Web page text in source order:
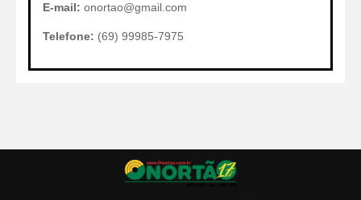
E-mail: onortao@gmail.com
Telefone: (69) 99985-7975